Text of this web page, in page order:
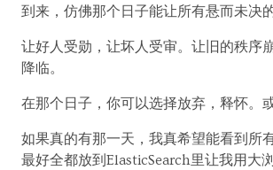
到来，仿佛那个日子能让所有悬而未决
让好人受勋，让坏人受审。让旧的秩序
降临。
在那个日子，你可以选择放弃，释怀。
如果真的有那一天，我真希望能看到所
最好全都放到ElasticSearch里让我用大